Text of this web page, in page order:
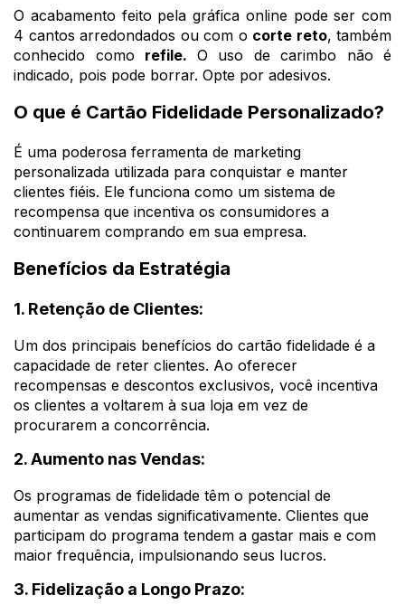
O acabamento feito pela gráfica online pode ser com
4 cantos arredondados ou com o corte reto, também
conhecido como refile. O uso de carimbo não é
indicado, pois pode borrar. Opte por adesivos.
O que é Cartão Fidelidade Personalizado?
É uma poderosa ferramenta de marketing
personalizada utilizada para conquistar e manter
clientes fiéis. Ele funciona como um sistema de
recompensa que incentiva os consumidores a
continuarem comprando em sua empresa.
Benefícios da Estratégia
1. Retenção de Clientes:
Um dos principais benefícios do cartão fidelidade é a
capacidade de reter clientes. Ao oferecer
recompensas e descontos exclusivos, você incentiva
os clientes a voltarem à sua loja em vez de
procurarem a concorrência.
2. Aumento nas Vendas:
Os programas de fidelidade têm o potencial de
aumentar as vendas significativamente. Clientes que
participam do programa tendem a gastar mais e com
maior frequência, impulsionando seus lucros.
3. Fidelização a Longo Prazo: